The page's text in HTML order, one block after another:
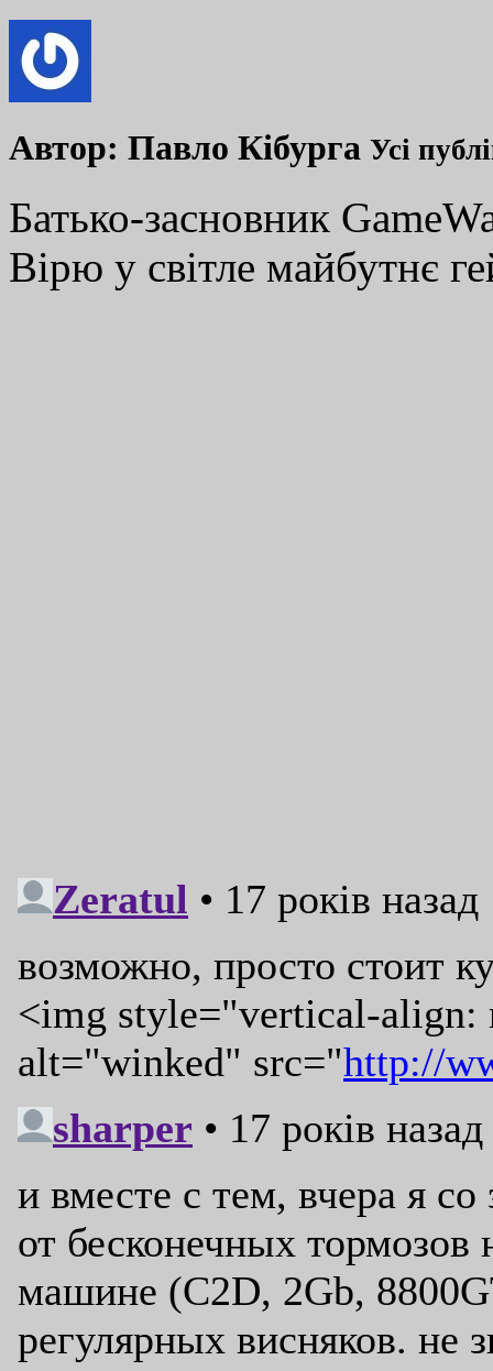
Автор: Павло Кібурга Усі
Батько-засновник
Вірю у світле майбутнє